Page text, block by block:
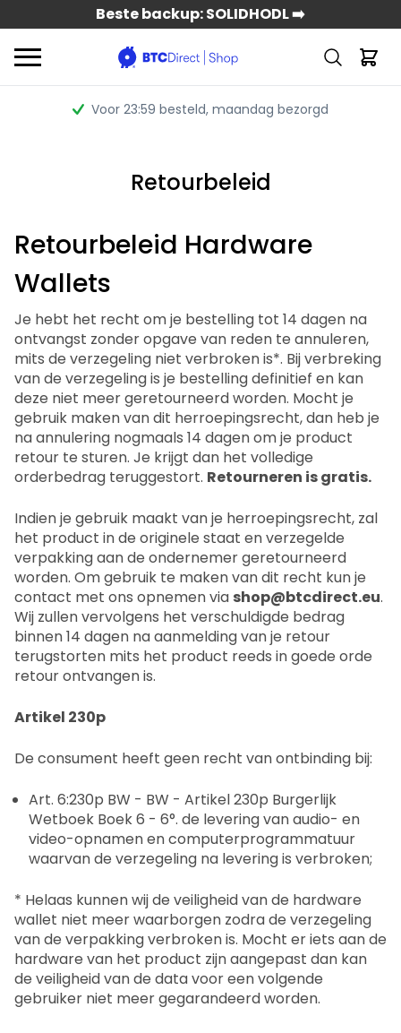
Beste backup: SOLIDHODL ➡️
Voor 23:59 besteld, maandag bezorgd
Retourbeleid
Retourbeleid Hardware
Wallets
Je hebt het recht om je bestelling tot 14 dagen na
ontvangst zonder opgave van reden te annuleren,
mits de verzegeling niet verbroken is*. Bij verbreking
van de verzegeling is je bestelling definitief en kan
deze niet meer geretourneerd worden. Mocht je
gebruik maken van dit herroepingsrecht, dan heb je
na annulering nogmaals 14 dagen om je product
retour te sturen. Je krijgt dan het volledige
orderbedrag teruggestort. Retourneren is gratis.
Indien je gebruik maakt van je herroepingsrecht, zal
het product in de originele staat en verzegelde
verpakking aan de ondernemer geretourneerd
worden. Om gebruik te maken van dit recht kun je
contact met ons opnemen via shop@btcdirect.eu.
Wij zullen vervolgens het verschuldigde bedrag
binnen 14 dagen na aanmelding van je retour
terugstorten mits het product reeds in goede orde
retour ontvangen is.
Artikel 230p
De consument heeft geen recht van ontbinding bij:
Art. 6:230p BW - BW - Artikel 230p Burgerlijk
Wetboek Boek 6 - 6°. de levering van audio- en
video-opnamen en computerprogrammatuur
waarvan de verzegeling na levering is verbroken;
* Helaas kunnen wij de veiligheid van de hardware
wallet niet meer waarborgen zodra de verzegeling
van de verpakking verbroken is. Mocht er iets aan de
hardware van het product zijn aangepast dan kan
de veiligheid van de data voor een volgende
gebruiker niet meer gegarandeerd worden.